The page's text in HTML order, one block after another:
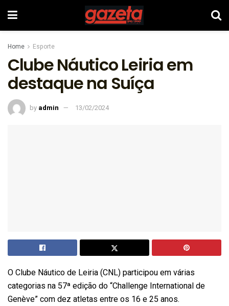
Home Esporte
Clube Náutico Leiria em
destaque na Suíça
by admin 13/02/2024
O Clube Náutico de Leiria (CNL) participou em várias
categorias na 57ª edição do “Challenge International de
Genève” com dez atletas entre os 16 e 25 anos.